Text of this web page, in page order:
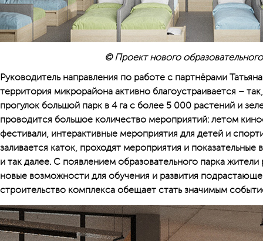
© Проект нового
Руководитель направления по работе с партнёрами
территория микрорайона активно благоустраивается –
прогулок большой парк в 4 га с более 5 000 растений и
проводится большое количество мероприятий: летом
фестивали, интерактивные мероприятия для детей и
заливается каток, проходят мероприятия и
и так далее. С появлением образовательного парка жители
новые возможности для обучения и развития
строительство комплекса обещает стать значимым